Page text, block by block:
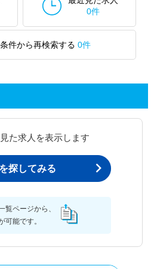
0件
件から再検索する 0件
た求人を表示します
探してみる
覧ページから、
可能です。